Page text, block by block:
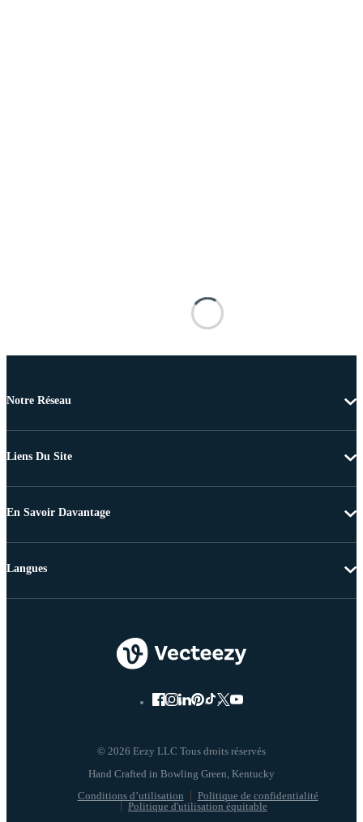
Notre Réseau
Liens Du Site
En Savoir Davantage
© 2026 Eezy LLC Tous droits réservés
Conditions d’utilisation
Politique de confidentialité
Politique d'utilisation équitable
Langues